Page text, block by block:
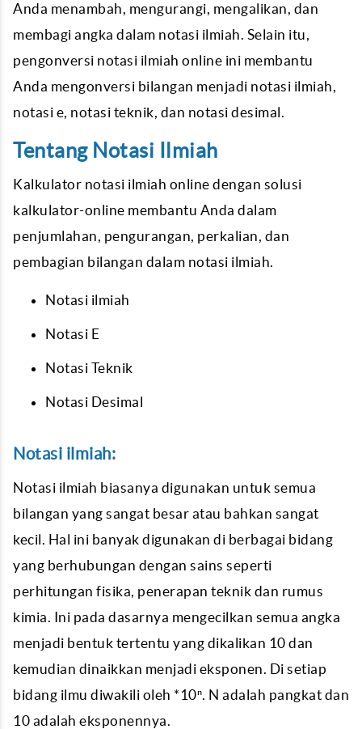
Anda menambah, mengurangi, mengalikan, dan
membagi angka dalam notasi ilmiah. Selain itu,
pengonversi notasi ilmiah online ini membantu
Anda mengonversi bilangan menjadi notasi ilmiah,
notasi e, notasi teknik, dan notasi desimal.
Tentang Notasi Ilmiah
Kalkulator notasi ilmiah online dengan solusi
kalkulator-online membantu Anda dalam
penjumlahan, pengurangan, perkalian, dan
pembagian bilangan dalam notasi ilmiah.
Notasi ilmiah
Notasi E
Notasi Teknik
Notasi Desimal
Notasi ilmiah:
Notasi ilmiah biasanya digunakan untuk semua
bilangan yang sangat besar atau bahkan sangat
kecil. Hal ini banyak digunakan di berbagai bidang
yang berhubungan dengan sains seperti
perhitungan fisika, penerapan teknik dan rumus
kimia. Ini pada dasarnya mengecilkan semua angka
menjadi bentuk tertentu yang dikalikan 10 dan
kemudian dinaikkan menjadi eksponen. Di setiap
bidang ilmu diwakili oleh *10ⁿ. N adalah pangkat dan
10 adalah eksponennya.